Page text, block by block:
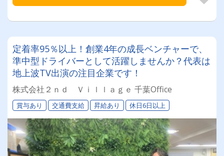
定着率95％以上！創業4年の成長ベンチャーで、
準中型ドライバーとして活躍しませんか？代表は
地上波TV出演の注目企業です！
株式会社２ｎｄ Ｖｉｌｌａｇｅ 千葉Office
賞与あり 交通費支給 昇給あり 休日6日以上